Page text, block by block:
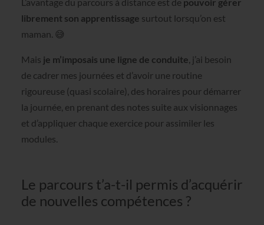
librement son apprentissage surtout lorsqu’on est
maman. 😅
Mais je m’imposais une ligne de conduite , j’ai besoin
de cadrer mes journées et d’avoir une routine
rigoureuse (quasi scolaire), des horaires pour démarrer
la journée, en prenant des notes suite aux visionnages
et d’appliquer chaque exercice pour assimiler les
modules.
Le parcours t’a-t-il permis d’acquérir
de nouvelles compétences ?